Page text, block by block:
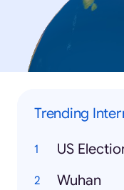
Trending
US
Wuhan